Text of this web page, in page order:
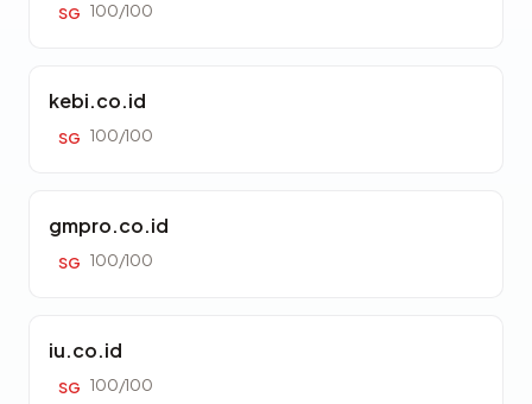
SG 100/100
kebi.co.id
SG 100/100
gmpro.co.id
SG 100/100
iu.co.id
SG 100/100